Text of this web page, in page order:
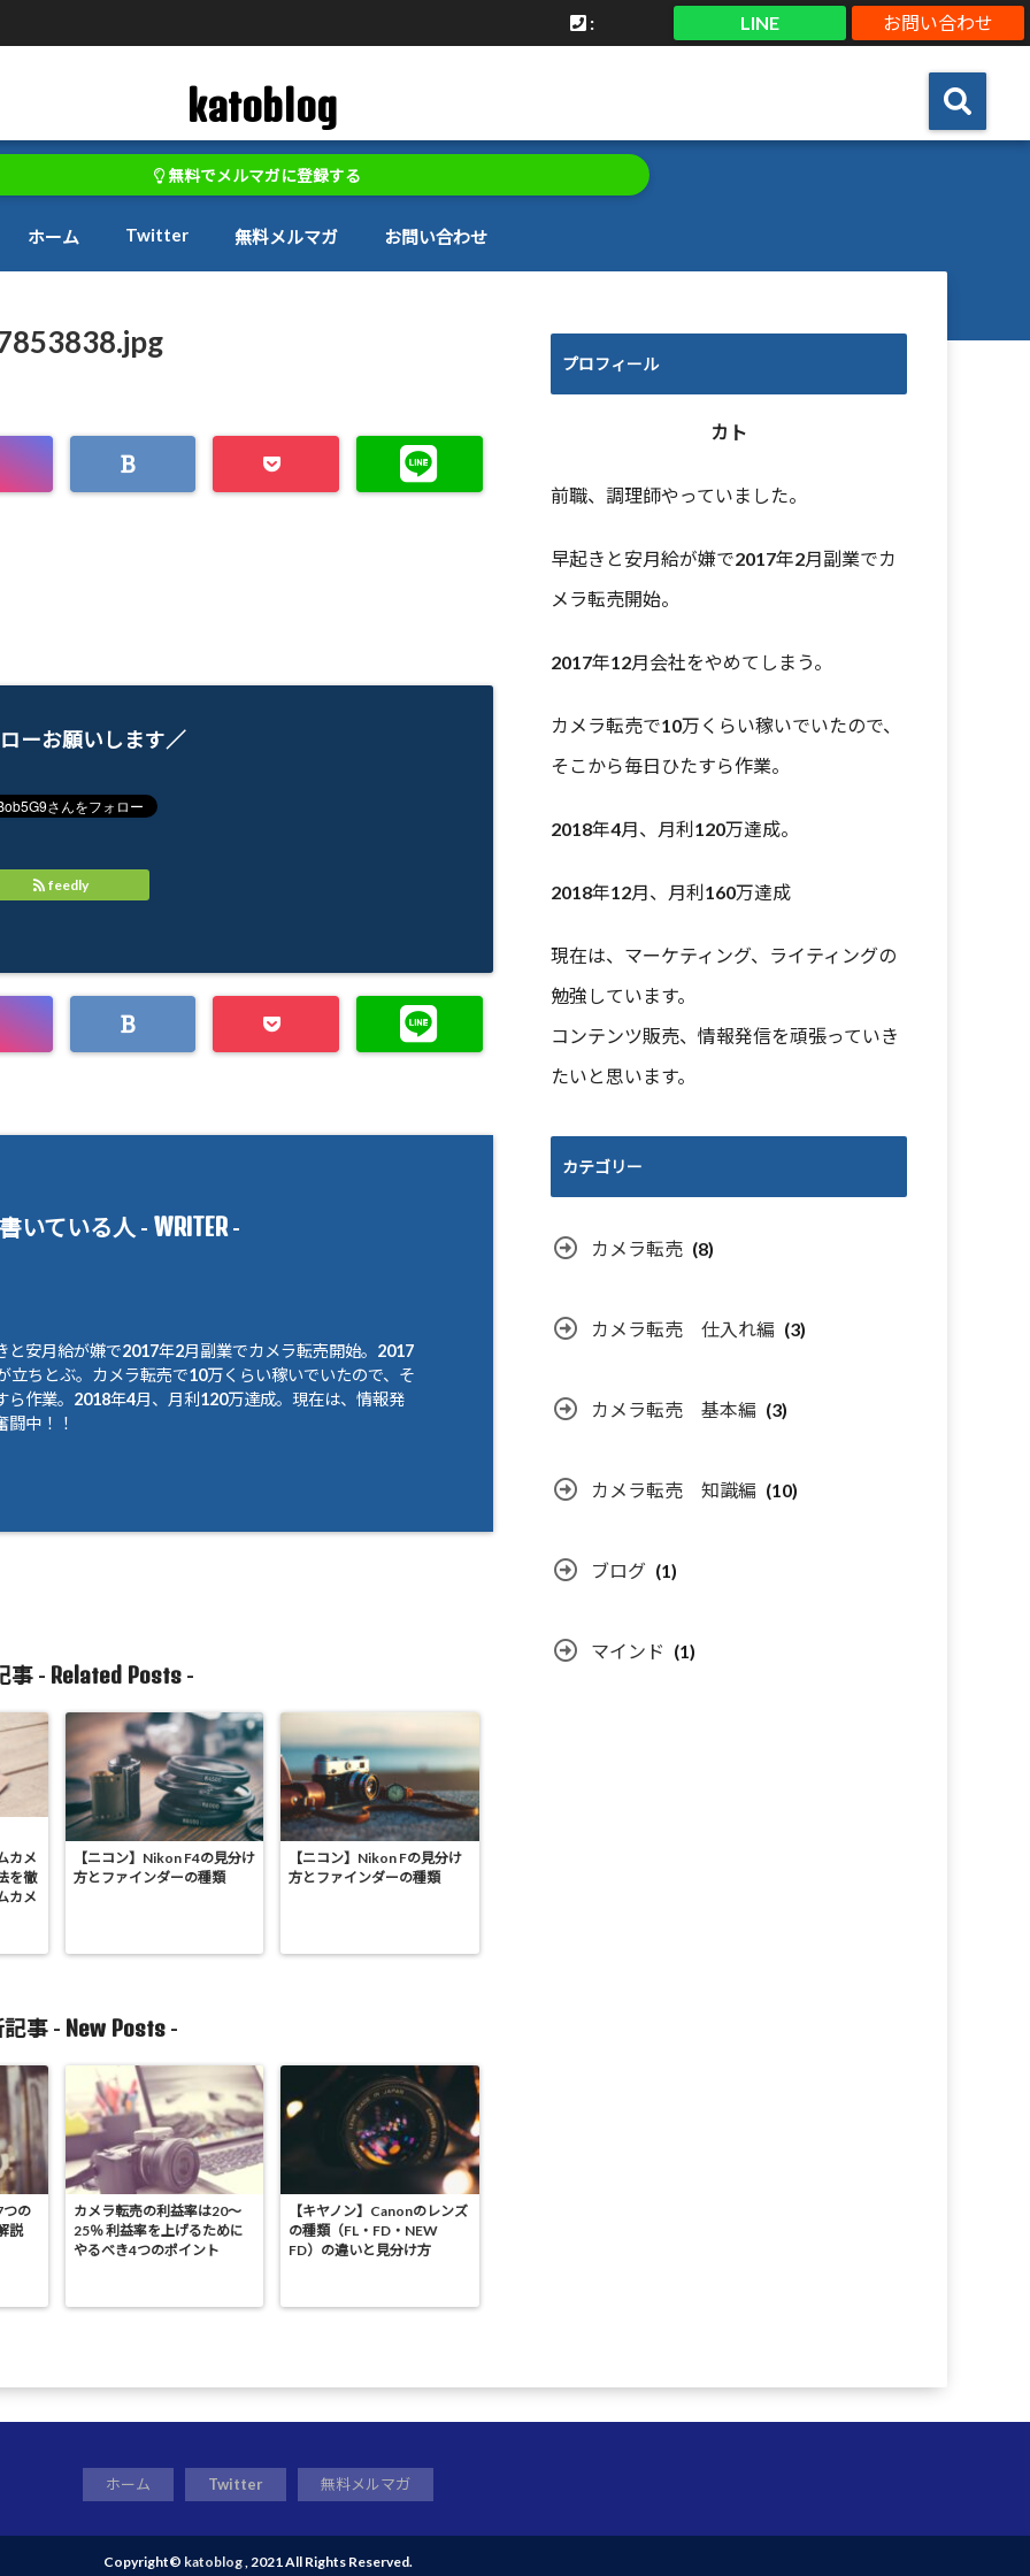
お問い合わせ
LINE
:
katoblog
無料でメルマガに登録する
ホーム Twitter 無料メルマガ お問い合わせ
ーお願いします／
feedly
いている人 - WRITER-
と安月給が嫌で2017年2月副業でカメラ転売開始。2017
立ちとぶ。カメラ転売で10万くらい稼いでいたので、そ
ら作業。2018年4月、月利120万達成。現在は、情報発
闘中！！
事 - Related Posts-
カメ
を徹
カメ
【ニコン】Nikon F4の見分け
方とファインダーの種類
【ニコン】Nikon Fの見分け
方とファインダーの種類
事 - New Posts -
つの
説
カメラ転売の利益率は20～
25％ 利益率を上げるために
やるべき4つのポイント
【キヤノン】Canonのレンズ
の種類（FL・FD・NEW
FD）の違いと見分け方
プロフィール
カト
前職、調理師やっていました。
早起きと安月給が嫌で2017年2月副業でカ
メラ転売開始。
2017年12月会社をやめてしまう。
カメラ転売で10万くらい稼いでいたので、
そこから毎日ひたすら作業。
2018年4月、月利120万達成。
2018年12月、月利160万達成
現在は、マーケティング、ライティングの
勉強しています。
コンテンツ販売、情報発信を頑張っていき
たいと思います。
カテゴリー
カメラ転売 (8)
カメラ転売 仕入れ編 (3)
カメラ転売 基本編 (3)
カメラ転売 知識編 (10)
ブログ (1)
マインド (1)
ホーム Twitter 無料メルマガ
Copyright© katoblog, 2021 All Rights Reserved.